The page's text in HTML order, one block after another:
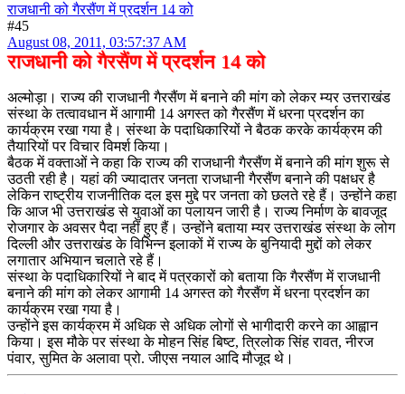
राजधानी को गैरसैंण में प्रदर्शन 14 को
#45
August 08, 2011, 03:57:37 AM
राजधानी को गैरसैंण में प्रदर्शन 14 को
अल्मोड़ा। राज्य की राजधानी गैरसैंण में बनाने की मांग को लेकर म्यर उत्तराखंड
संस्था के तत्वावधान में आगामी 14 अगस्त को गैरसैंण में धरना प्रदर्शन का
कार्यक्रम रखा गया है। संस्था के पदाधिकारियों ने बैठक करके कार्यक्रम की
तैयारियों पर विचार विमर्श किया।
बैठक में वक्ताओं ने कहा कि राज्य की राजधानी गैरसैंण में बनाने की मांग शुरू से
उठती रही है। यहां की ज्यादातर जनता राजधानी गैरसैंण बनाने की पक्षधर है
लेकिन राष्ट्रीय राजनीतिक दल इस मुद्दे पर जनता को छलते रहे हैं। उन्होंने कहा
कि आज भी उत्तराखंड से युवाओं का पलायन जारी है। राज्य निर्माण के बावजूद
रोजगार के अवसर पैदा नहीं हुए हैं। उन्होंने बताया म्यर उत्तराखंड संस्था के लोग
दिल्ली और उत्तराखंड के विभिन्न इलाकों में राज्य के बुनियादी मुद्दों को लेकर
लगातार अभियान चलाते रहे हैं।
संस्था के पदाधिकारियों ने बाद में पत्रकारों को बताया कि गैरसैंण में राजधानी
बनाने की मांग को लेकर आगामी 14 अगस्त को गैरसैंण में धरना प्रदर्शन का
कार्यक्रम रखा गया है।
उन्होंने इस कार्यक्रम में अधिक से अधिक लोगों से भागीदारी करने का आह्वान
किया। इस मौके पर संस्था के मोहन सिंह बिष्ट, त्रिलोक सिंह रावत, नीरज
पंवार, सुमित के अलावा प्रो. जीएस नयाल आदि मौजूद थे।